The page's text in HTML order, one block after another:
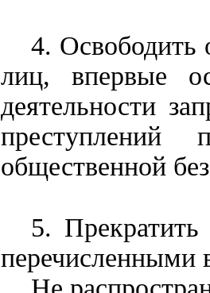
4. Освободить
лиц, впервые
деятельности
общественной
5.
перечисленными